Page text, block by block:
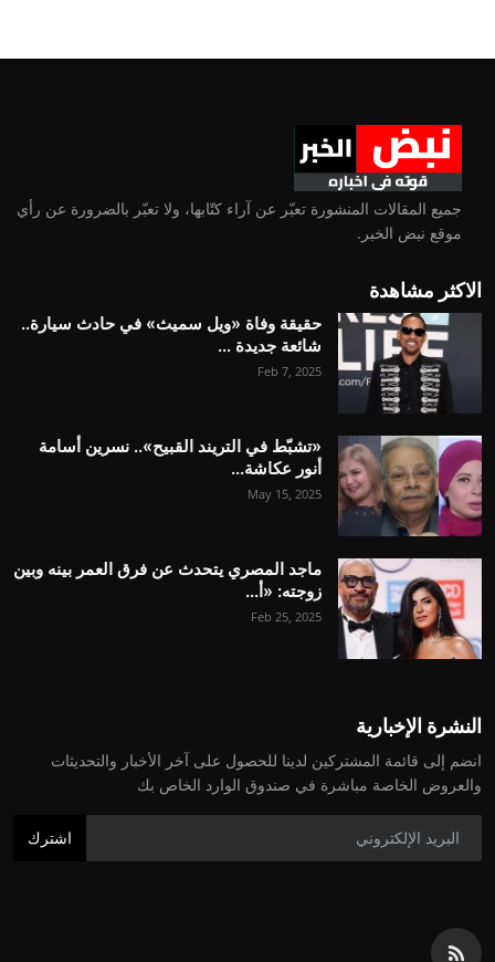
جميع المقالات المنشورة تعبّر عن آراء كتّابها، ولا تعبّر بالضرورة عن رأي
موقع نبض الخبر.
الاكثر مشاهدة
حقيقة وفاة «ويل سميث» في حادث سيارة..
شائعة جديدة ...
Feb 7, 2025
«تشبّط في التريند القبيح».. نسرين أسامة
أنور عكاشة...
May 15, 2025
ماجد المصري يتحدث عن فرق العمر بينه وبين
زوجته: «أ...
Feb 25, 2025
النشرة الإخبارية
انضم إلى قائمة المشتركين لدينا للحصول على آخر الأخبار والتحديثات
والعروض الخاصة مباشرة في صندوق الوارد الخاص بك
اشترك